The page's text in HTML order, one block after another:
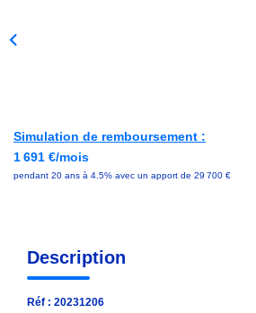
Simulation de remboursement :
1 691 €/mois
pendant 20 ans à 4.5% avec un apport de 29 700 €
Description
Réf : 20231206